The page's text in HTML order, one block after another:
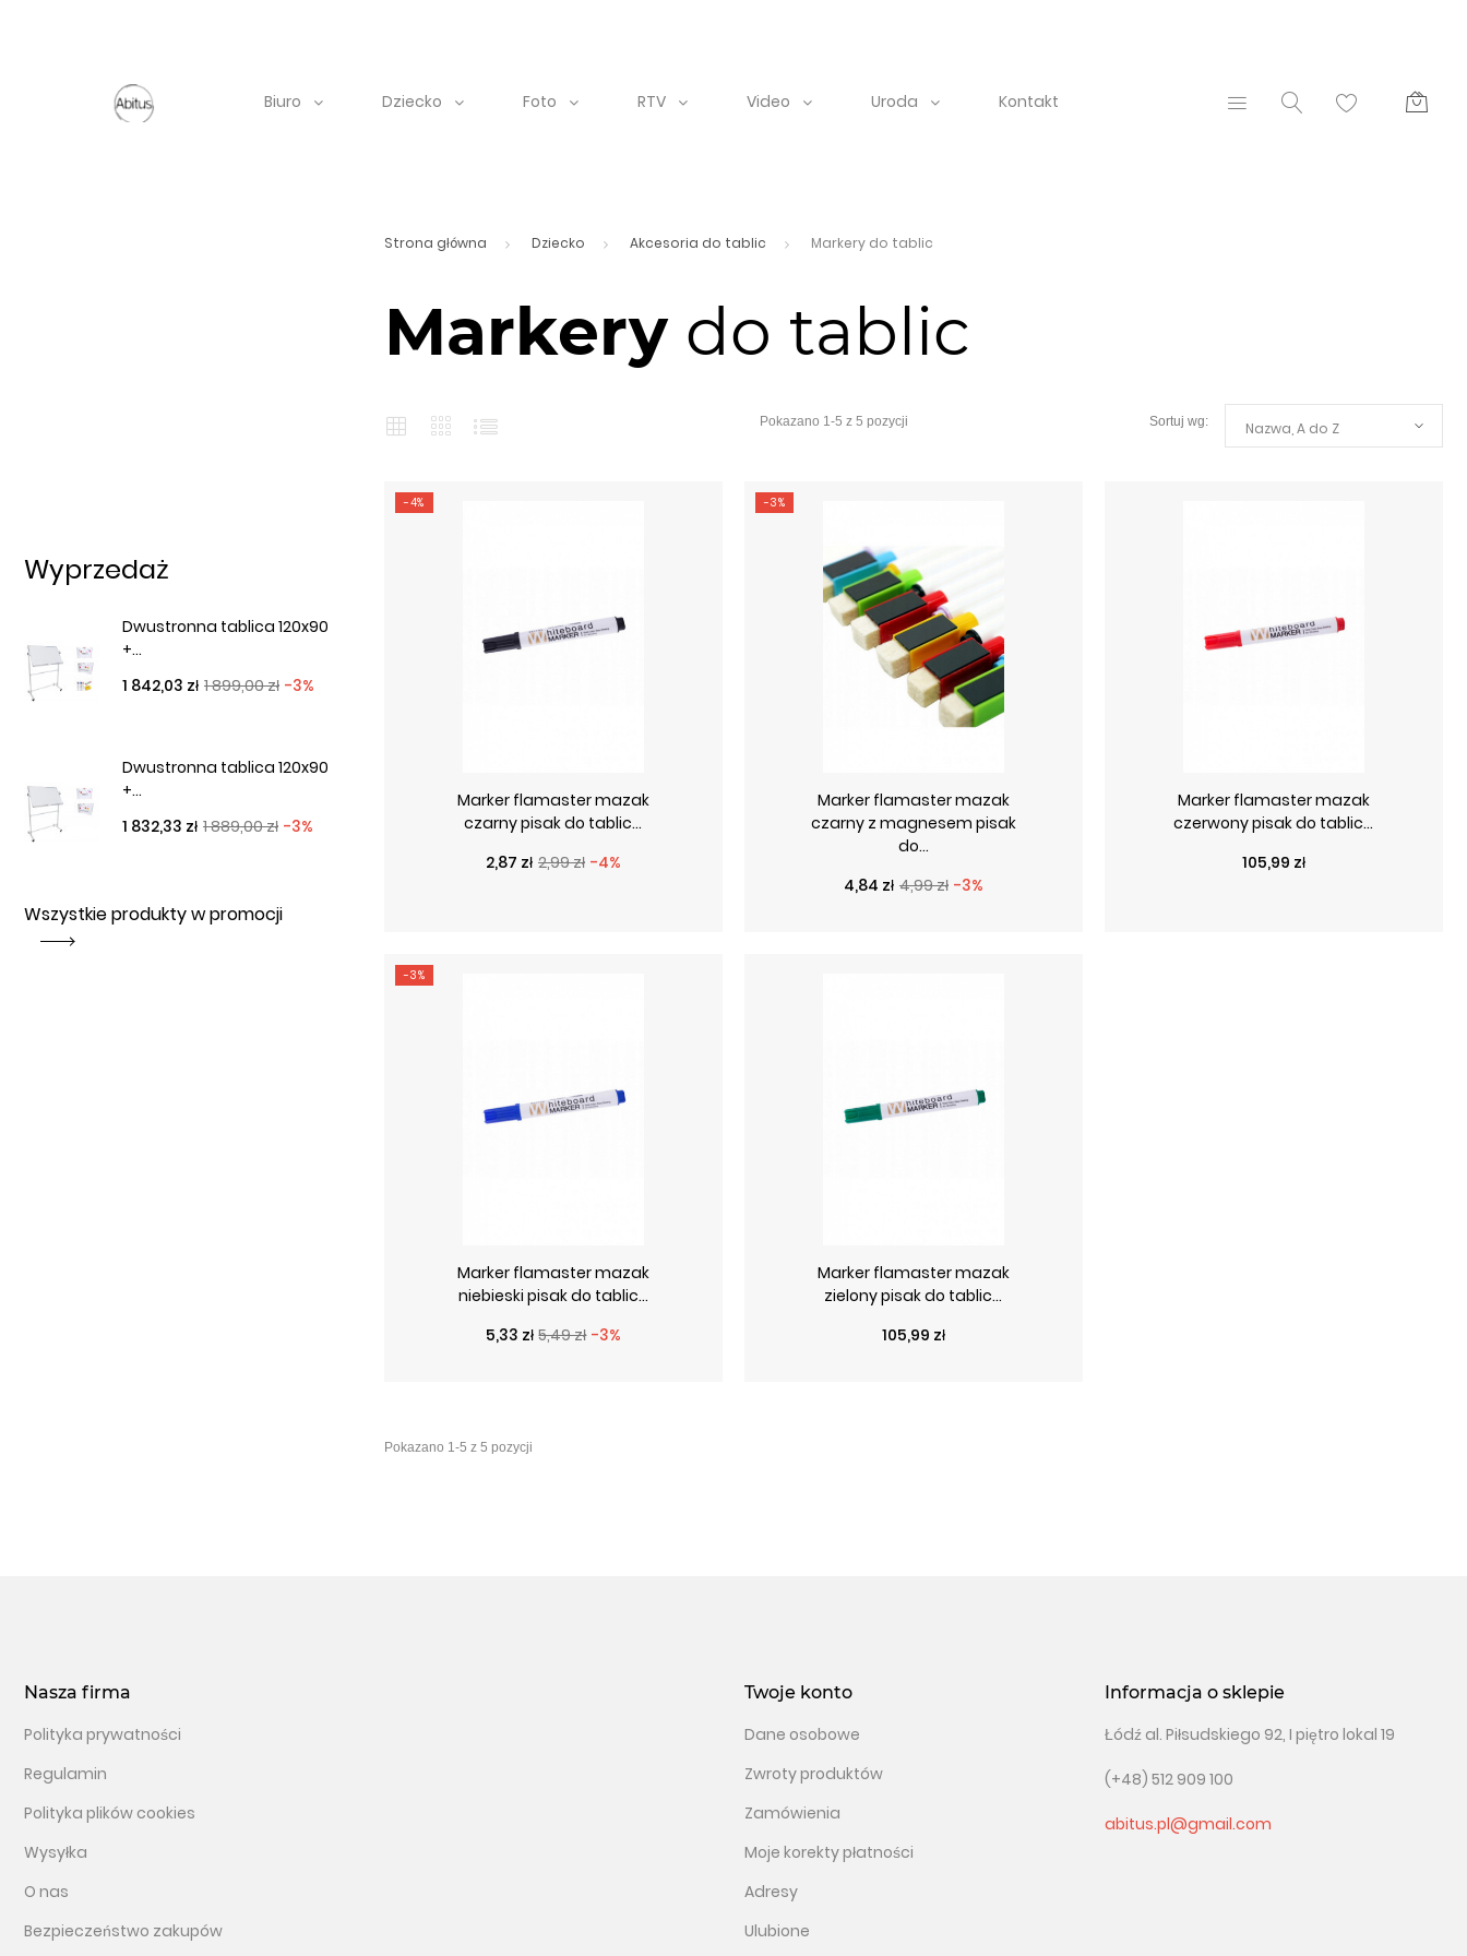
Biuro Dziecko Foto RTV Video Uroda Kontakt
Strona główna Dziecko Akcesoria do tablic Markery do tablic
Markerydo tablic
Nazwa, A do Z
-4%
Marker flamaster mazak
czarny pisak do tablic...
Cena podstawowa
2,99 zł -4%
Cena
2,87 zł
-3%
Marker flamaster mazak
czarny z magnesem pisak
do...
Cena podstawowa
4,99 zł -3%
Cena
4,84 zł
Marker flamaster mazak
czerwony pisak do tablic...
Cena
105,99 zł
-3%
Marker flamaster mazak
niebieski pisak do tablic...
Cena podstawowa
5,49 zł -3%
Cena
5,33 zł
Marker flamaster mazak
zielony pisak do tablic...
Cena
105,99 zł
Wyprzedaż
Dwustronna tablica 120x90
+...
Cena podstawowa
1 899,00 zł -3%
Cena
1 842,03 zł
Dwustronna tablica 120x90
+...
Cena podstawowa
1 889,00 zł -3%
Cena
1 832,33 zł
Wszystkie produkty w promocji
Nasza firma
Polityka prywatności
Regulamin
Polityka plików cookies
Wysyłka
O nas
Bezpieczeństwo zakupów
Twoje konto
Dane osobowe
Zwroty produktów
Zamówienia
Moje korekty płatności
Adresy
Ulubione
Informacja o sklepie
Łódź al. Piłsudskiego 92, I piętro lokal 19
(+48) 512 909 100
abitus.pl@gmail.com